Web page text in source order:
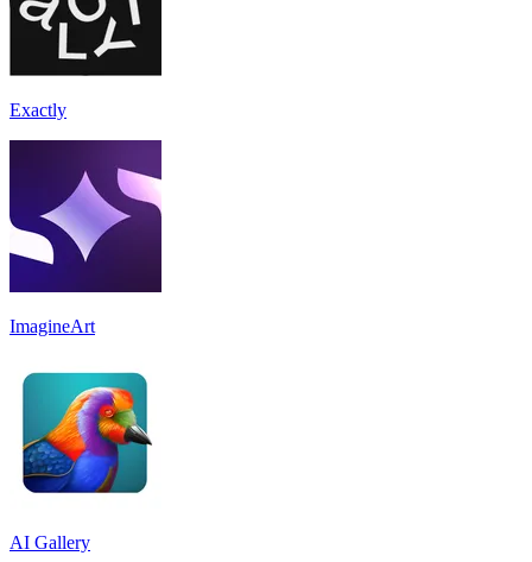
Exactly
ImagineArt
AI Gallery